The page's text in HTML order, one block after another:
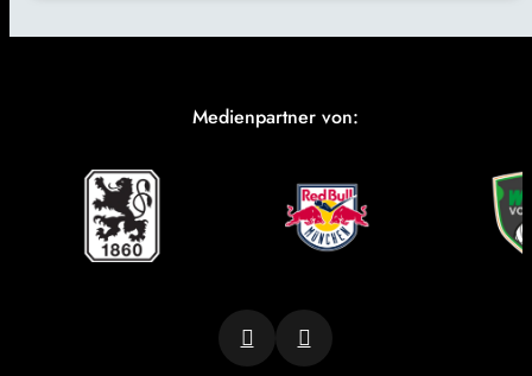
Medienpartner von: